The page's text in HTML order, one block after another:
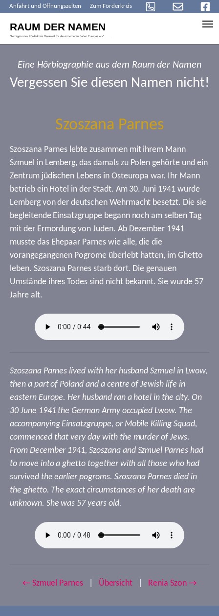
Anfahrt und Öffnungszeiten Zum Förderkreis
Eine Hörbiographie aus dem Raum der Namen
Vergessen Sie diesen Namen nicht!
Szoszana Parnes
Szoszana Parnes lebte zusammen mit ihrem Mann
Szmuel in Lemberg, das damals zu Polen gehörte und ein
Zentrum jüdischen Lebens in Osteuropa war. Ihr Mann
betrieb ein Hotel in der Stadt. Am 30. Juni 1941 wurde
Lemberg von der deutschen Wehrmacht besetzt. Die sie
begleitende Einsatzgruppe begann noch am selben Tag
mit der Ermordung von Juden. Ab Dezember 1941
musste das Ehepaar Parnes wie alle, die die
vorangegangenen Pogrome überlebt hatten, im Ghetto
leben. Szoszana Parnes starb dort. Die genauen
Umstände ihres Todes sind nicht bekannt. Sie wurde 57
Jahre alt.
Szoszana Parnes lived with her husband Szmuel in Lwow,
then a part of Poland and a centre of Jewish life in
eastern Europe. Her husband ran a hotel in the city. On
30 June 1941 the German Army occupied Lwow. The
accompanying Einsatzgruppe, or Mobile Killing Squad,
commenced that very day with the murder of Jews.
From December 1941, Szoszana and Szmuel Parnes had
to move into a ghetto together with all those who had
survived the earlier pogroms. Szoszana Parnes died in
the ghetto. The exact circumstances of her death are
unknown. She was 57 years old.
← Szmuel Parnes Übersicht Renia Szon →